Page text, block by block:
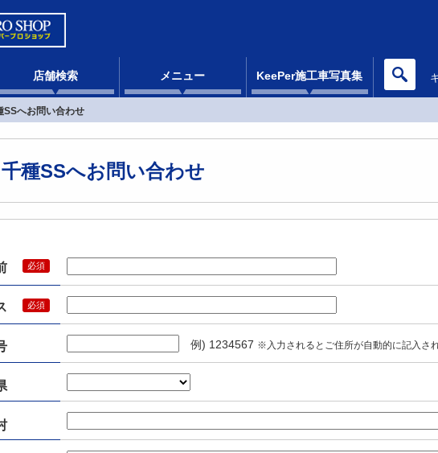
店舗検索 メニュー KeePer施工車写真集
SSへお問い合わせ
種SSへお問い合わせ
例) 1234567 ※入力されるとご住所が自動的に記入さ